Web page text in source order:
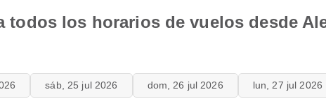
todos los horarios de vuelos desde
sáb, 25 jul 2026 dom, 26 jul 2026 lun, 27 jul 2026